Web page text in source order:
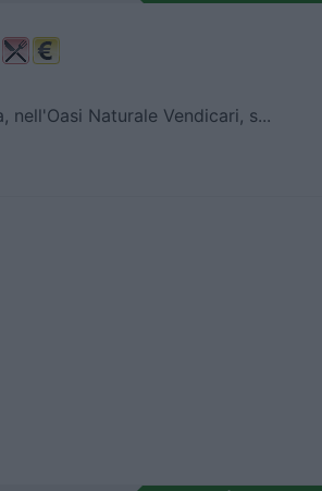
nell'Oasi Naturale Vendicari, s...